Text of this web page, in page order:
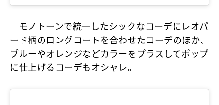
モノトーンで統一したシックなコーデにレオパ
ード柄のロングコートを合わせたコーデのほか、
ブルーやオレンジなどカラーをプラスしてポップ
に仕上げるコーデもオシャレ。